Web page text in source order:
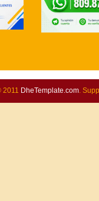
DheTemplate.com.